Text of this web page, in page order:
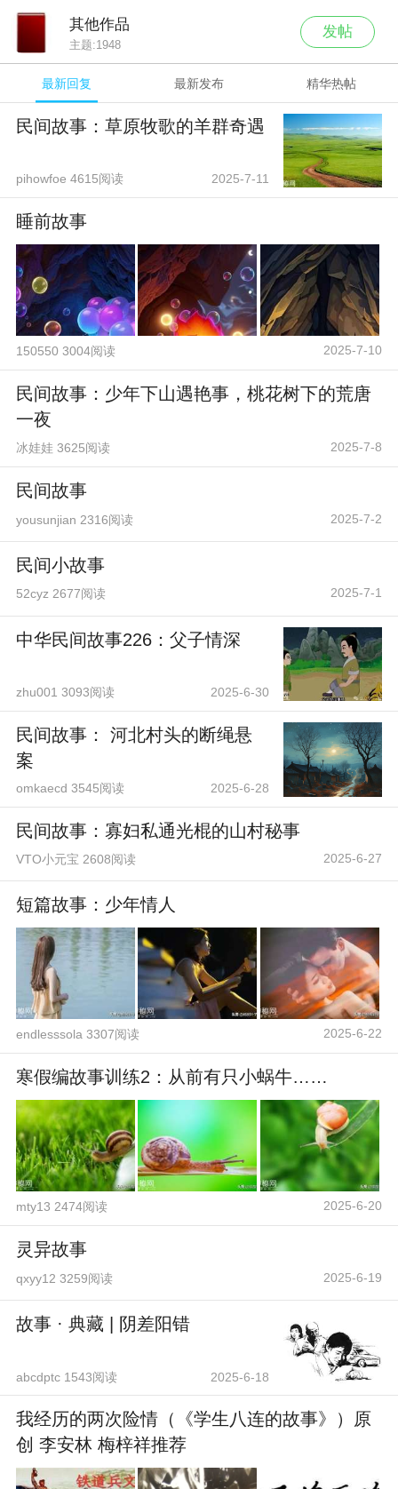
其他作品
主题:1948
发帖
最新回复 最新发布 精华热帖
民间故事：草原牧歌的羊群奇遇
pihowfoe 4615阅读 2025-7-11
睡前故事
150550 3004阅读 2025-7-10
民间故事：少年下山遇艳事，桃花树下的荒唐
一夜
冰娃娃 3625阅读 2025-7-8
民间故事
yousunjian 2316阅读 2025-7-2
民间小故事
52cyz 2677阅读 2025-7-1
中华民间故事226：父子情深
zhu001 3093阅读 2025-6-30
民间故事： 河北村头的断绳悬
案
omkaecd 3545阅读 2025-6-28
民间故事：寡妇私通光棍的山村秘事
VTO小元宝 2608阅读 2025-6-27
短篇故事：少年情人
endlesssola 3307阅读 2025-6-22
寒假编故事训练2：从前有只小蜗牛……
mty13 2474阅读 2025-6-20
灵异故事
qxyy12 3259阅读 2025-6-19
故事 · 典藏 | 阴差阳错
abcdptc 1543阅读 2025-6-18
我经历的两次险情（《学生八连的故事》）原
创 李安林 梅梓祥推荐